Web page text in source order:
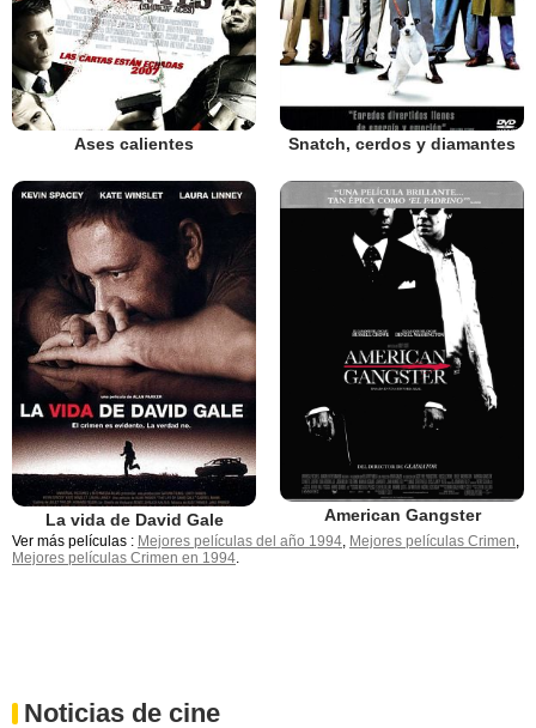
Ases calientes Snatch, cerdos y diamantes
La vida de David Gale American Gangster
Ver más películas : Mejores películas del año 1994, Mejores películas Crimen,
Mejores películas Crimen en 1994.
Noticias de cine